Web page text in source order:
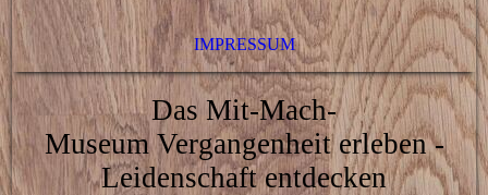
IMPRESSUM
Das Mit-Mach-
Museum Vergangenheit erleben -
Leidenschaft entdecken